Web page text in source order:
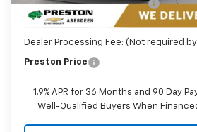
Price reduction below MSRP:
You Save
Dealer Processing Fee: (Not required by
Preston Price
1.9% APR for 36 Months and 90 Day
Well-Qualified Buyers When